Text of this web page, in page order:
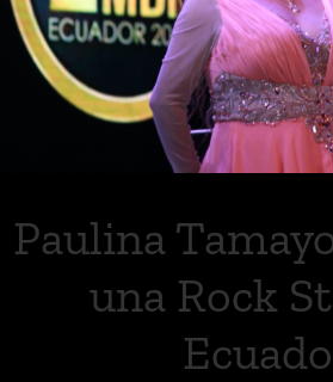
Paulina
una Rock